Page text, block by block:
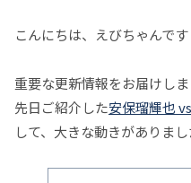
こんにちは、えびちゃんです
重要な更新情報をお届けしま
先日ご紹介した安保瑠輝也
して、大きな動きがありまし